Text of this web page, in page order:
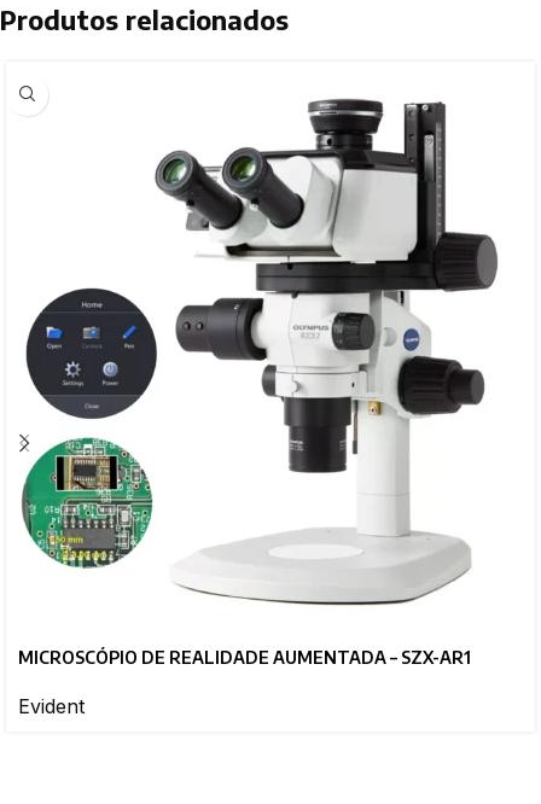
Produtos relacionados
MICROSCÓPIO DE REALIDADE AUMENTADA – SZX-AR1
Evident